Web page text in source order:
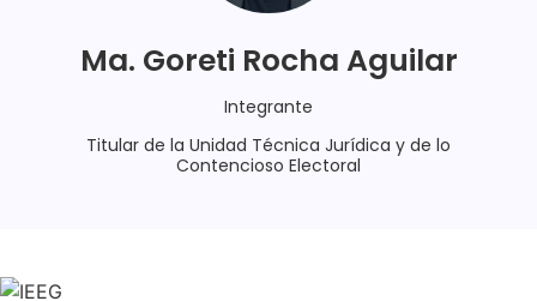
Ma. Goreti Rocha Aguilar
Integrante
Titular de la Unidad Técnica Jurídica y de lo
Contencioso Electoral